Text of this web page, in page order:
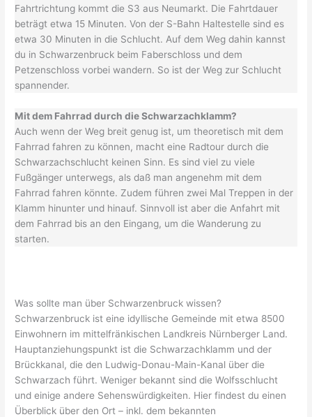
Fahrtrichtung kommt die S3 aus Neumarkt. Die Fahrtdauer
beträgt etwa 15 Minuten. Von der S-Bahn Haltestelle sind es
etwa 30 Minuten in die Schlucht. Auf dem Weg dahin kannst
du in Schwarzenbruck beim Faberschloss und dem
Petzenschloss vorbei wandern. So ist der Weg zur Schlucht
spannender.
Mit dem Fahrrad durch die Schwarzachklamm?
Auch wenn der Weg breit genug ist, um theoretisch mit dem
Fahrrad fahren zu können, macht eine Radtour durch die
Schwarzachschlucht keinen Sinn. Es sind viel zu viele
Fußgänger unterwegs, als daß man angenehm mit dem
Fahrrad fahren könnte. Zudem führen zwei Mal Treppen in der
Klamm hinunter und hinauf. Sinnvoll ist aber die Anfahrt mit
dem Fahrrad bis an den Eingang, um die Wanderung zu
starten.
Was sollte man über Schwarzenbruck wissen?
Schwarzenbruck ist eine idyllische Gemeinde mit etwa 8500
Einwohnern im mittelfränkischen Landkreis Nürnberger Land.
Hauptanziehungspunkt ist die Schwarzachklamm und der
Brückkanal, die den Ludwig-Donau-Main-Kanal über die
Schwarzach führt. Weniger bekannt sind die Wolfsschlucht
und einige andere Sehenswürdigkeiten. Hier findest du einen
Überblick über den Ort – inkl. dem bekannten